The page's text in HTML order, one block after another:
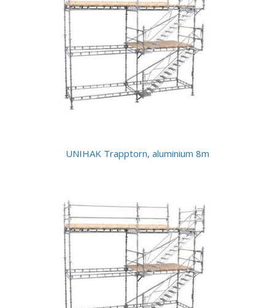
UNIHAK Trapptorn, aluminium 8m